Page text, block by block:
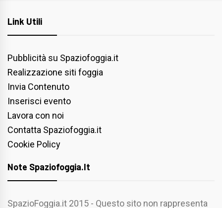
Link Utili
Pubblicità su Spaziofoggia.it
Realizzazione siti foggia
Invia Contenuto
Inserisci evento
Lavora con noi
Contatta Spaziofoggia.it
Cookie Policy
Note Spaziofoggia.it
SpazioFoggia.it 2015 - Questo sito non rappresenta